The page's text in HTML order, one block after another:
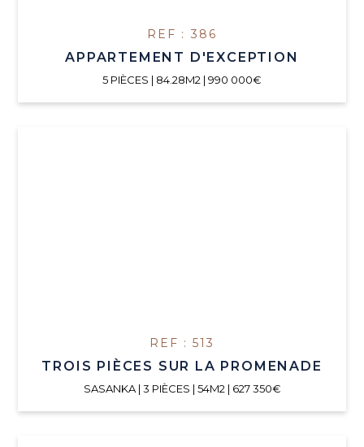
REF : 386
APPARTEMENT D'EXCEPTION
5 PIÈCES | 84.28M2 | 990 000€
REF : 513
TROIS PIÈCES SUR LA PROMENADE
SASANKA | 3 PIÈCES | 54M2 | 627 350€